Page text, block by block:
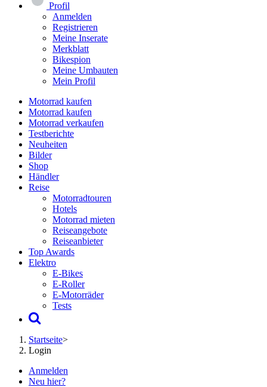
Profil
Anmelden
Registrieren
Meine Inserate
Merkblatt
Bikespion
Meine Umbauten
Mein Profil
Motorrad kaufen
Motorrad kaufen
Motorrad verkaufen
Testberichte
Neuheiten
Bilder
Shop
Händler
Reise
Motorradtouren
Hotels
Motorrad mieten
Reiseangebote
Reiseanbieter
Top Awards
Elektro
E-Bikes
E-Roller
E-Motorräder
Tests
Startseite>
Login
Anmelden
Neu hier?